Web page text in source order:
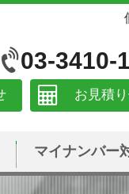
03-3410-
お見積
マイナンバー